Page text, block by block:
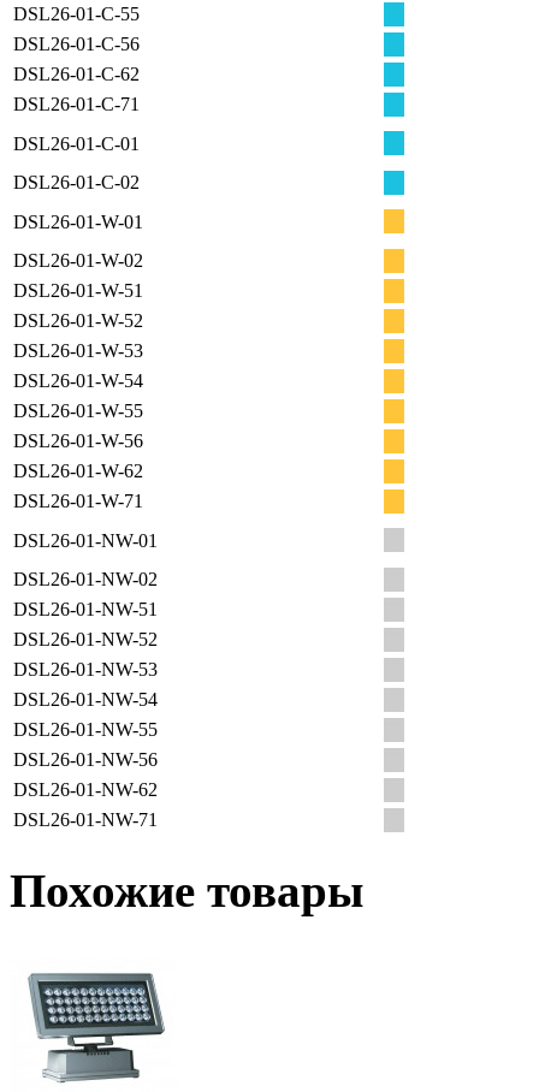
DSL26-01-С-55
DSL26-01-С-56
DSL26-01-С-62
DSL26-01-С-71
DSL26-01-С-01
DSL26-01-С-02
DSL26-01-W-01
DSL26-01-W-02
DSL26-01-W-51
DSL26-01-W-52
DSL26-01-W-53
DSL26-01-W-54
DSL26-01-W-55
DSL26-01-W-56
DSL26-01-W-62
DSL26-01-W-71
DSL26-01-NW-01
DSL26-01-NW-02
DSL26-01-NW-51
DSL26-01-NW-52
DSL26-01-NW-53
DSL26-01-NW-54
DSL26-01-NW-55
DSL26-01-NW-56
DSL26-01-NW-62
DSL26-01-NW-71
Похожие товары